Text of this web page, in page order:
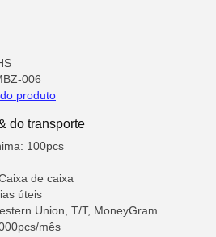
006
produto
do transporte
100pcs
de caixa
úteis
Union, T/T, MoneyGram
mês